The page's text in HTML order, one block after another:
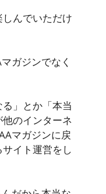
んでいただけ
ガジンでなく
」とか「本当
のインターネ
マガジンに戻
イト運営をし